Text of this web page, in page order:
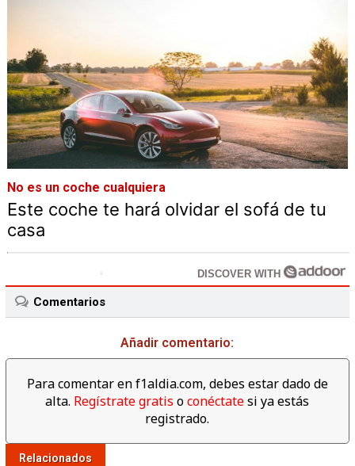
No es un coche cualquiera
Este coche te hará olvidar el sofá de tu
casa
DISCOVER WITH
Comentarios
Añadir comentario:
Para comentar en f1aldia.com, debes estar dado de
alta. Regístrate gratis oconéctatesi ya estás
registrado.
Relacionados